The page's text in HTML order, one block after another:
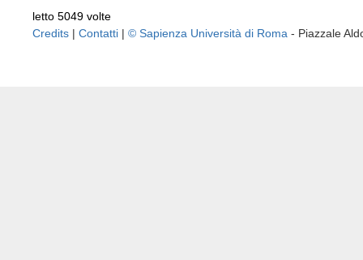
letto 5049 volte
Credits | Contatti | © Sapienza Università di Roma - Piazzale